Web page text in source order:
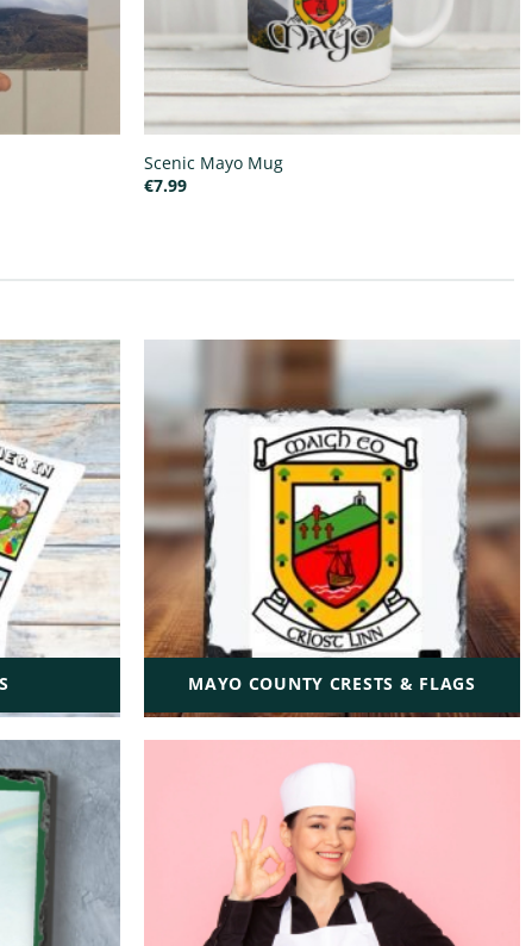
Scenic Mayo Mug
€7.99
MAYO COUNTY CRESTS & FLAGS